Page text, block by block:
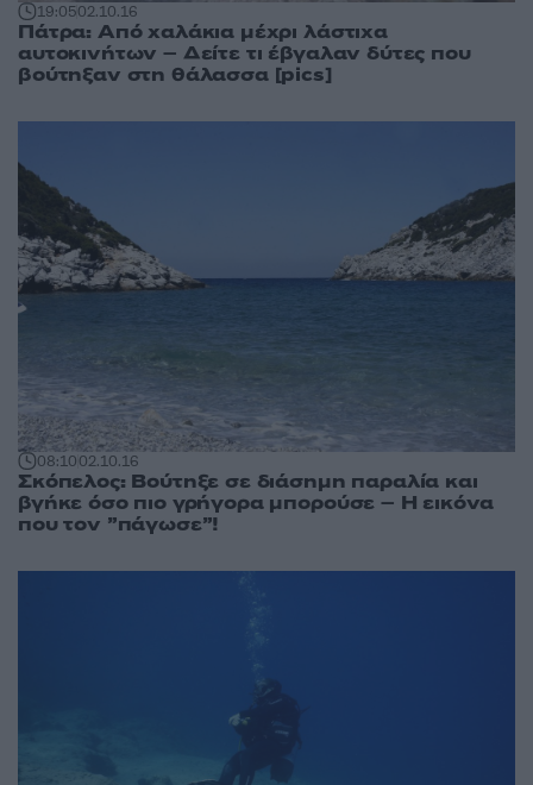
19:0502.10.16
Πάτρα: Από χαλάκια μέχρι λάστιχα
αυτοκινήτων – Δείτε τι έβγαλαν δύτες που
βούτηξαν στη θάλασσα [pics]
08:1002.10.16
Σκόπελος: Βούτηξε σε διάσημη παραλία και
βγήκε όσο πιο γρήγορα μπορούσε – Η εικόνα
που τον ”πάγωσε”!